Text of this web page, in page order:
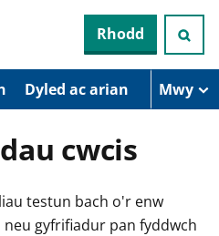
Rhodd
Dyled ac arian Mwy
cwcis
testun bach o'r enw
gyfrifiadur pan fyddwch